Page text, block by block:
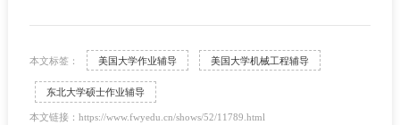
本文标签： 美国大学作业辅导 美国大学机械工程辅导
东北大学硕士作业辅导
本文链接：https://www.fwyedu.cn/shows/52/11789.html